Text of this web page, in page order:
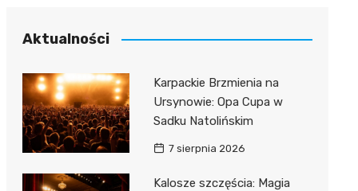
Przychodnie
Apteki
Aktualności
Karpackie Brzmienia na
Ursynowie: Opa Cupa w
Sadku Natolińskim
7 sierpnia 2026
Kalosze szczęścia: Magia